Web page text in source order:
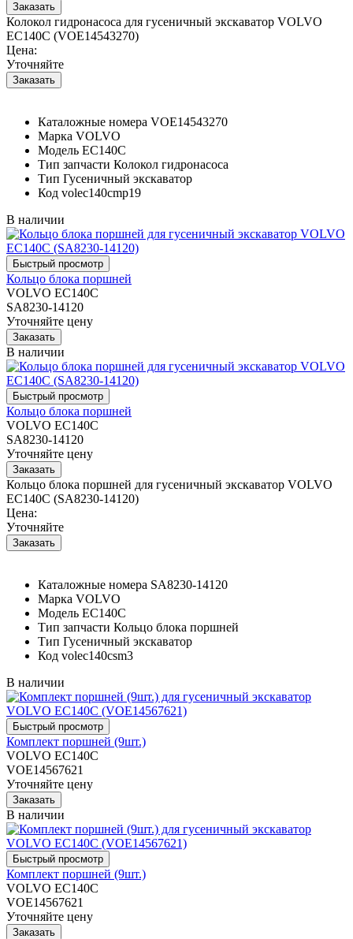
Колокол гидронасоса для гусеничный экскаватор VOLVO
EC140C (VOE14543270)
Цена:
Уточняйте
Каталожные номера VOE14543270
Марка VOLVO
Модель EC140C
Тип запчасти Колокол гидронасоса
Тип Гусеничный экскаватор
Код volec140cmp19
В наличии
Кольцо блока поршней
VOLVO EC140C
SA8230-14120
Уточняйте цену
В наличии
Кольцо блока поршней
VOLVO EC140C
SA8230-14120
Уточняйте цену
Кольцо блока поршней для гусеничный экскаватор VOLVO
EC140C (SA8230-14120)
Цена:
Уточняйте
Каталожные номера SA8230-14120
Марка VOLVO
Модель EC140C
Тип запчасти Кольцо блока поршней
Тип Гусеничный экскаватор
Код volec140csm3
В наличии
Комплект поршней (9шт.)
VOLVO EC140C
VOE14567621
Уточняйте цену
В наличии
Комплект поршней (9шт.)
VOLVO EC140C
VOE14567621
Уточняйте цену